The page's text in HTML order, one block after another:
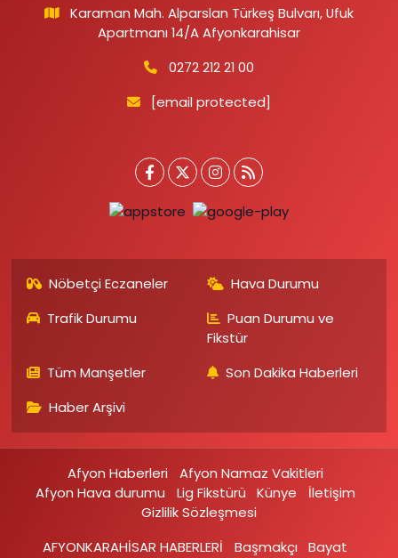
Karaman Mah. Alparslan Türkeş Bulvarı, Ufuk
Apartmanı 14/A Afyonkarahisar
0272 212 21 00
[email protected]
Nöbetçi Eczaneler
Hava Durumu
Trafik Durumu
Puan Durumu ve
Fikstür
Tüm Manşetler
Son Dakika Haberleri
Haber Arşivi
Afyon Haberleri
Afyon Namaz Vakitleri
Afyon Hava durumu
Lig Fikstürü Künye
İletişim
Gizlilik Sözleşmesi
AFYONKARAHİSAR HABERLERİ
Başmakçı
Bayat